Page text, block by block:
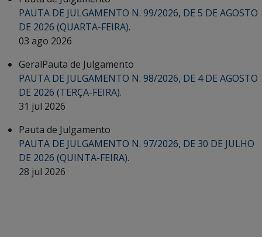
PAUTA DE JULGAMENTO N. 99/2026, DE 5 DE AGOSTO
DE 2026 (QUARTA-FEIRA).
03 ago 2026
GeralPauta de Julgamento
PAUTA DE JULGAMENTO N. 98/2026, DE 4 DE AGOSTO
DE 2026 (TERÇA-FEIRA).
31 jul 2026
Pauta de Julgamento
PAUTA DE JULGAMENTO N. 97/2026, DE 30 DE JULHO
DE 2026 (QUINTA-FEIRA).
28 jul 2026